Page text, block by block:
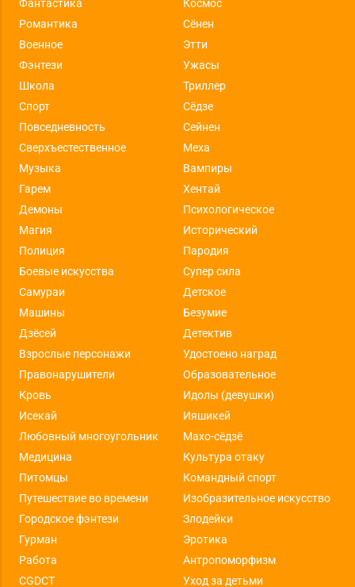
Фантастика
Космос
Романтика
Сёнен
Военное
Этти
Фэнтези
Ужасы
Школа
Триллер
Спорт
Сёдзе
Повседневность
Сейнен
Сверхъестественное
Меха
Музыка
Вампиры
Гарем
Хентай
Демоны
Психологическое
Магия
Исторический
Полиция
Пародия
Боевые искусства
Супер сила
Самураи
Детское
Машины
Безумие
Дзёсей
Детектив
Взрослые персонажи
Удостоено наград
Правонарушители
Образовательное
Кровь
Идолы (девушки)
Исекай
Ияшикей
Любовный многоугольник
Махо-сёдзё
Медицина
Культура отаку
Питомцы
Командный спорт
Путешествие во времени
Изобразительное искусство
Городское фэнтези
Злодейки
Гурман
Эротика
Работа
Антропоморфизм
CGDCT
Уход за детьми